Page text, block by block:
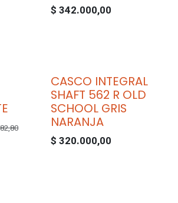
$ 342.000,00
CASCO INTEGRAL
SHAFT 562 R OLD
SCHOOL GRIS
NARANJA
$ 320.000,00